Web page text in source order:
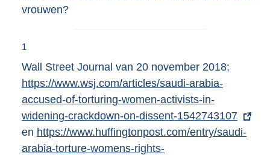
vrouwen?
1
Wall Street Journal van 20 november 2018;
e
r
https://www.wsj.com/articles/saudi-arabia-
accused-of-torturing-women-activists-in-
widening-crackdown-on-dissent-1542743107
en E
x
https://www.huffingtonpost.com/entry/saudi-
arabia-torture-womens-rights-